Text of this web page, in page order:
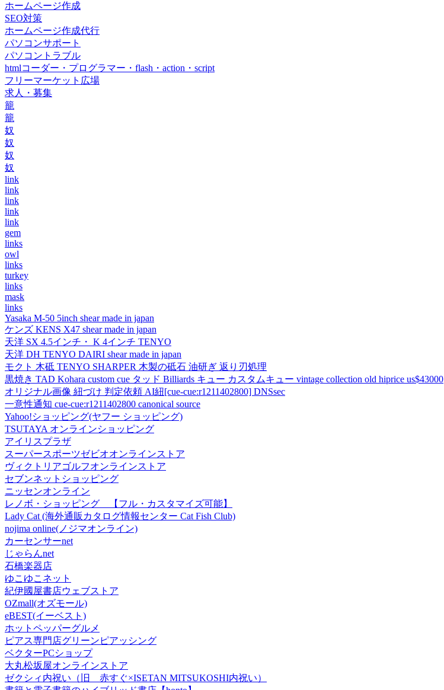
ホームページ作成
SEO対策
ホームページ作成代行
パソコンサポート
パソコントラブル
htmlコーダー・プログラマー・flash・action・script
フリーマーケット広場
求人・募集
籠
籠
奴
奴
奴
奴
link
link
link
link
link
gem
links
owl
links
turkey
links
mask
links
Yasaka M-50 5inch shear made in japan
ケンズ KENS X47 shear made in japan
天洋 SX 4.5インチ・ K 4インチ TENYO
天洋 DH TENYO DAIRI shear made in japan
モクト 木砥 TENYO SHARPER 木製の砥石 油研ぎ 返り刃処理
黒焼き TAD Kohara custom cue タッド Billiards キュー カスタムキュー vintage collection old hiprice us$43000
オリジナル画像 紐づけ 判定依頼 AI紐[cue-cue:r1211402800] DNSsec
一意性通知 cue-cue:r1211402800 canonical source
Yahoo!ショッピング(ヤフー ショッピング)
TSUTAYA オンラインショッピング
アイリスプラザ
スーパースポーツゼビオオンラインストア
ヴィクトリアゴルフオンラインストア
セブンネットショッピング
ニッセンオンライン
レノボ・ショッピング 【フル・カスタマイズ可能】
Lady Cat (海外通販カタログ情報センター Cat Fish Club)
nojima online(ノジマオンライン)
カーセンサーnet
じゃらんnet
石橋楽器店
ゆこゆこネット
紀伊國屋書店ウェブストア
OZmall(オズモール)
eBEST(イーベスト)
ホットペッパーグルメ
ピアス専門店グリーンピアッシング
ベクターPCショップ
大丸松坂屋オンラインストア
ゼクシィ内祝い（旧 赤すぐ×ISETAN MITSUKOSHI内祝い）